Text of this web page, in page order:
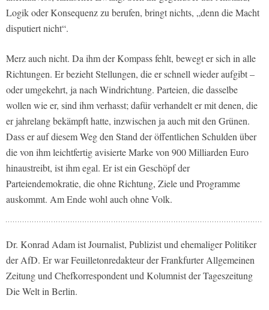
Logik oder Konsequenz zu berufen, bringt nichts, „denn die Macht
disputiert nicht“.
Merz auch nicht. Da ihm der Kompass fehlt, bewegt er sich in alle
Richtungen. Er bezieht Stellungen, die er schnell wieder aufgibt –
oder umgekehrt, ja nach Windrichtung. Parteien, die dasselbe
wollen wie er, sind ihm verhasst; dafür verhandelt er mit denen, die
er jahrelang bekämpft hatte, inzwischen ja auch mit den Grünen.
Dass er auf diesem Weg den Stand der öffentlichen Schulden über
die von ihm leichtfertig avisierte Marke von 900 Milliarden Euro
hinaustreibt, ist ihm egal. Er ist ein Geschöpf der
Parteiendemokratie, die ohne Richtung, Ziele und Programme
auskommt. Am Ende wohl auch ohne Volk.
Dr. Konrad Adam ist Journalist, Publizist und ehemaliger Politiker
der AfD. Er war Feuilletonredakteur der Frankfurter Allgemeinen
Zeitung und Chefkorrespondent und Kolumnist der Tageszeitung
Die Welt in Berlin.